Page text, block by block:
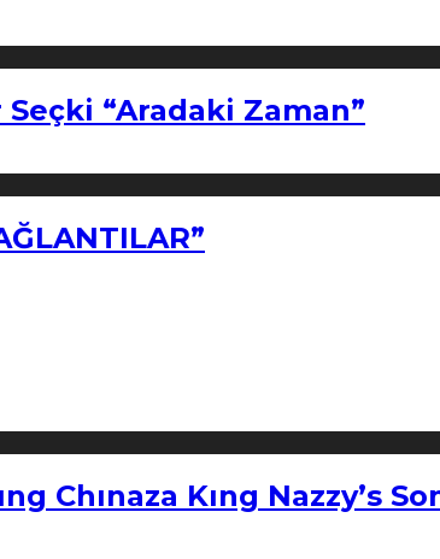
“Aradaki Zaman”
Chınaza Kıng Nazzy’s